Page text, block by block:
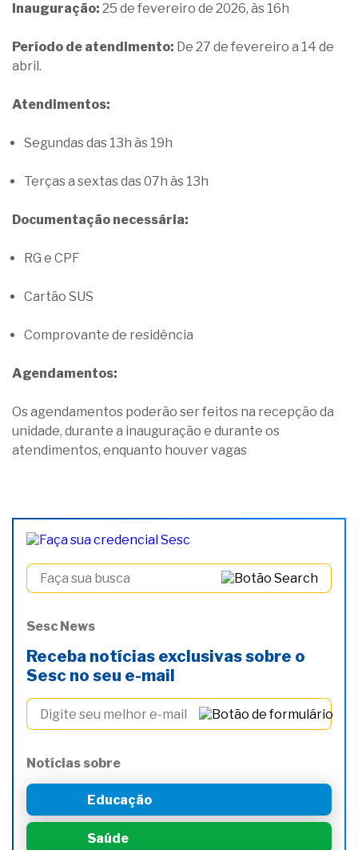
Inauguração: 25 de fevereiro de 2026, às 16h
Período de atendimento: De 27 de fevereiro a 14 de
abril.
Atendimentos:
Segundas das 13h às 19h
Terças a sextas das 07h às 13h
Documentação necessária:
RG e CPF
Cartão SUS
Comprovante de residência
Agendamentos:
Os agendamentos poderão ser feitos na recepção da
unidade, durante a inauguração e durante os
atendimentos, enquanto houver vagas
Sesc News
Receba notícias exclusivas sobre o
Sesc no seu e-mail
Notícias sobre
Educação
Saúde